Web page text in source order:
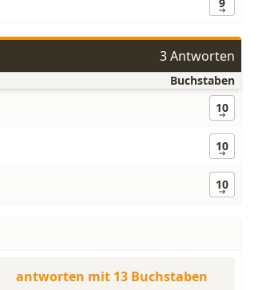
3 Antworten
Buchstaben
10
10
10
antworten mit 13 Buchstaben